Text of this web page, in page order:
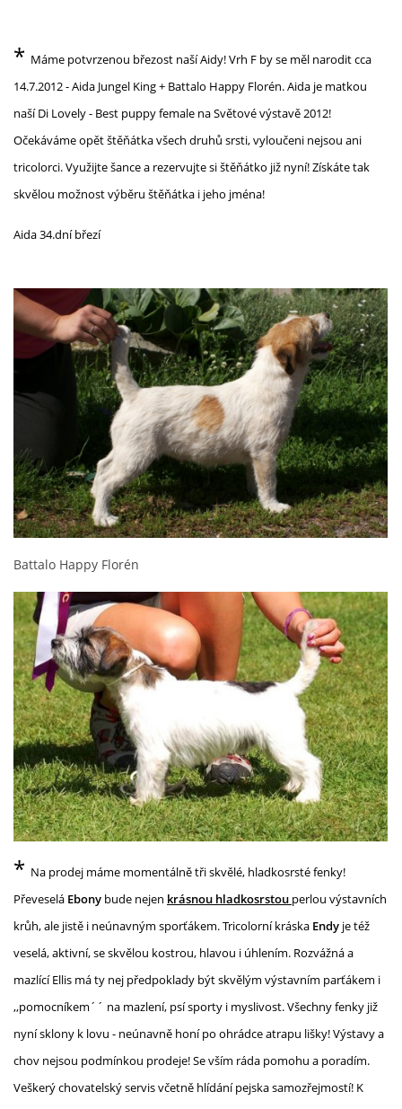
* Máme potvrzenou březost naší Aidy! Vrh F by se měl narodit cca
14.7.2012 - Aida Jungel King + Battalo Happy Florén. Aida je matkou
naší Di Lovely - Best puppy female na Světové výstavě 2012!
Očekáváme opět štěňátka všech druhů srsti, vyloučeni nejsou ani
tricolorci. Využijte šance a rezervujte si štěňátko již nyní! Získáte tak
skvělou možnost výběru štěňátka i jeho jména!
Aida 34.dní březí
Battalo Happy Florén
* Na prodej máme momentálně tři skvělé, hladkosrsté fenky!
Převeselá Ebony bude nejen krásnou hladkosrstou perlou výstavních
krůh, ale jistě i neúnavným sporťákem. Tricolorní kráska Endy je též
veselá, aktivní, se skvělou kostrou, hlavou i úhlením. Rozvážná a
mazlící Ellis má ty nej předpoklady být skvělým výstavním parťákem i
,,pomocníkem´´ na mazlení, psí sporty i myslivost. Všechny fenky již
nyní sklony k lovu - neúnavně honí po ohrádce atrapu lišky! Výstavy a
chov nejsou podmínkou prodeje! Se vším ráda pomohu a poradím.
Veškerý chovatelský servis včetně hlídání pejska samozřejmostí! K